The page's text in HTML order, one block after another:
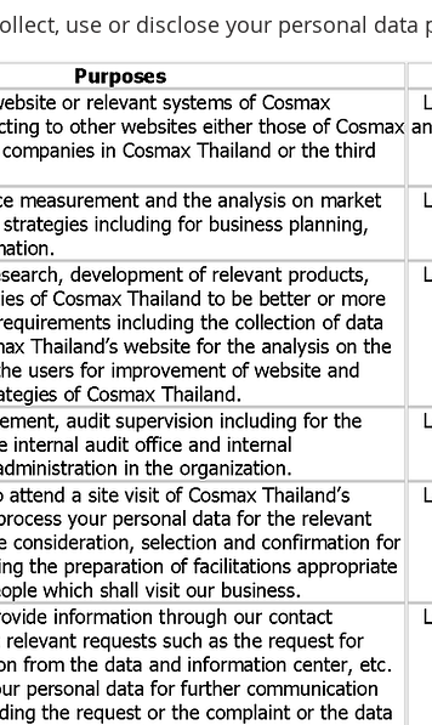
use or disclose your personal